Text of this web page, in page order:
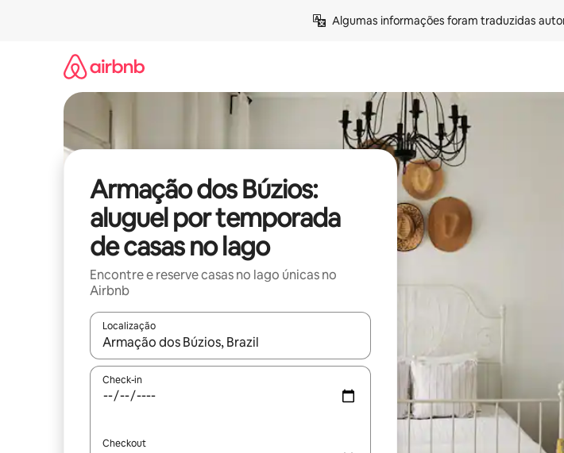
Algumas informações foram traduzidas
Armação dos Búzios:
aluguel por temporada
de casas no lago
Encontre e reserve casas no lago únicas no
Airbnb
Localização
Quando os resultados estiverem disponíveis, explore-os usando as seta para cima e para
Check-in
Checkout